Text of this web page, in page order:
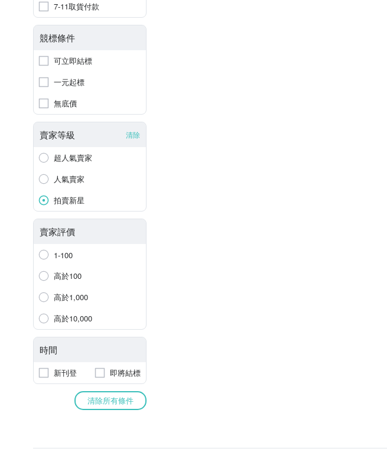
7-11取貨付款
競標條件
可立即結標
一元起標
無底價
賣家等級 清除
超人氣賣家
人氣賣家
拍賣新星
賣家評價
1-100
高於100
高於1,000
高於10,000
時間
新刊登 即將結標
清除所有條件